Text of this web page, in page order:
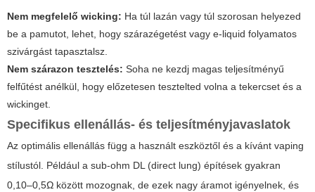
Nem megfelelő wicking: Ha túl lazán vagy túl szorosan helyezed
be a pamutot, lehet, hogy szárazégetést vagy e-liquid folyamatos
szivárgást tapasztalsz.
Nem szárazon tesztelés: Soha ne kezdj magas teljesítményű
felfűtést anélkül, hogy előzetesen tesztelted volna a tekercset és a
wickinget.
Specifikus ellenállás- és teljesítményjavaslatok
Az optimális ellenállás függ a használt eszköztől és a kívánt vaping
stílustól. Például a sub-ohm DL (direct lung) építések gyakran
0,10–0,5Ω között mozognak, de ezek nagy áramot igényelnek, és